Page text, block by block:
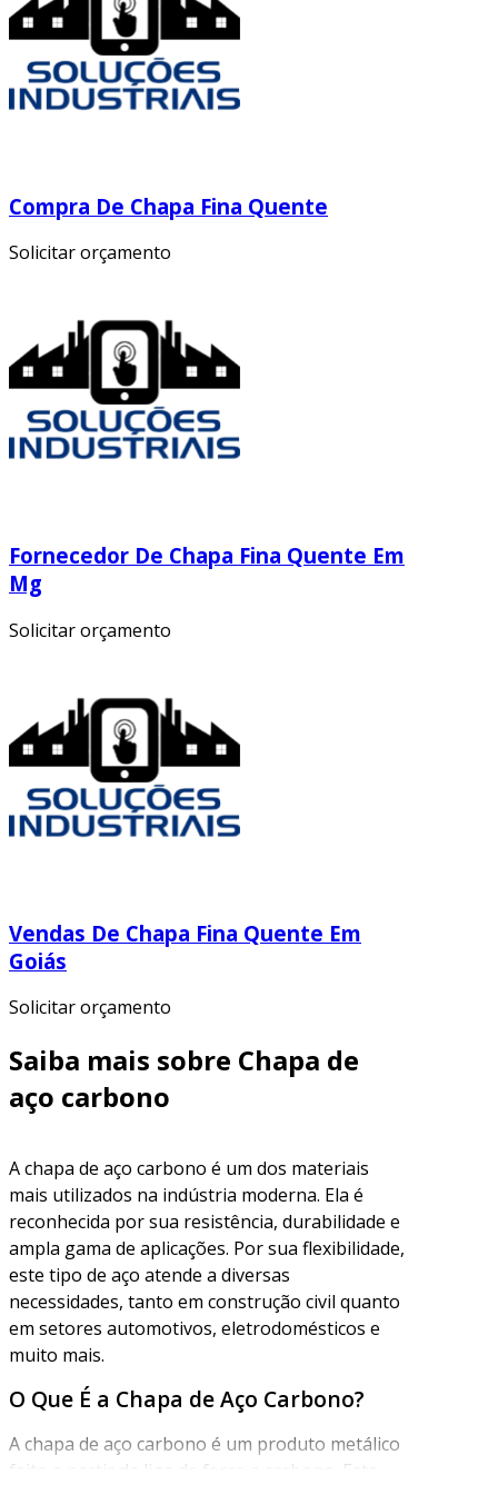
Compra De Chapa Fina Quente
Solicitar orçamento
Fornecedor De Chapa Fina Quente Em
Mg
Solicitar orçamento
Vendas De Chapa Fina Quente Em
Goiás
Solicitar orçamento
Saiba mais sobre Chapa de
aço carbono
A chapa de aço carbono é um dos materiais
mais utilizados na indústria moderna. Ela é
reconhecida por sua resistência, durabilidade e
ampla gama de aplicações. Por sua flexibilidade,
este tipo de aço atende a diversas
necessidades, tanto em construção civil quanto
em setores automotivos, eletrodomésticos e
muito mais.
O Que É a Chapa de Aço Carbono?
A chapa de aço carbono é um produto metálico
feito a partir da liga de ferro e carbono. Esta